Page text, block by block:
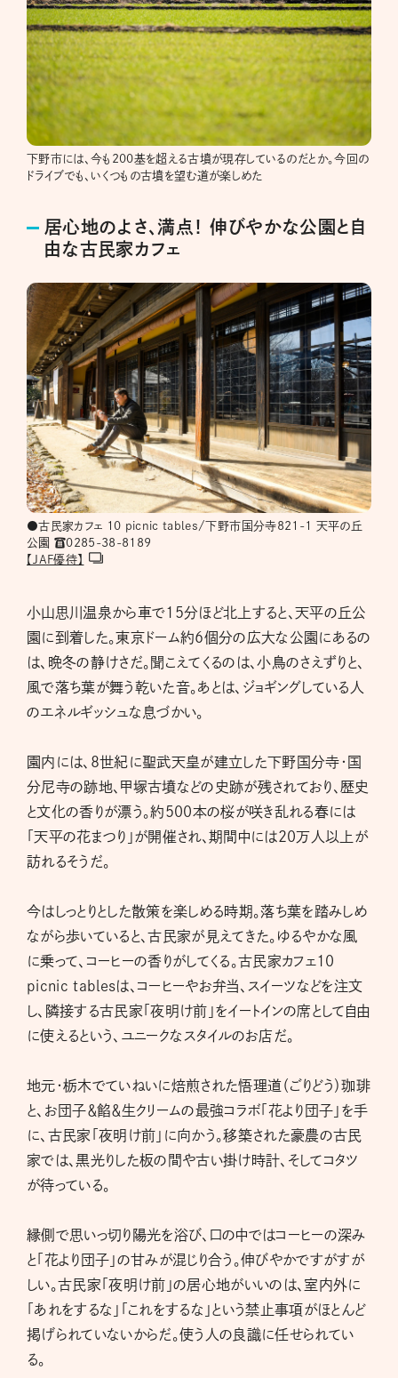
下野市には、今も200基を超える古墳が現存しているのだとか。今回の
ドライブでも、いくつもの古墳を望む道が楽しめた
居心地のよさ、満点！ 伸びやかな公園と自
由な古民家カフェ
●古民家カフェ 10 picnic tables/下野市国分寺821-1 ​天平の丘
公園 ☎︎0285-38-8189
【JAF優待】
小山思川温泉から車で15分ほど北上すると、天平の丘公
園に到着した。東京ドーム約6個分の広大な公園にあるの
は、晩冬の静けさだ。聞こえてくるのは、小鳥のさえずりと、
風で落ち葉が舞う乾いた音。あとは、ジョギングしている人
のエネルギッシュな息づかい。
園内には、8世紀に聖武天皇が建立した下野国分寺・国
分尼寺の跡地、甲塚古墳などの史跡が残されており、歴史
と文化の香りが漂う。約500本の桜が咲き乱れる春には
「天平の花まつり」が開催され、期間中には20万人以上が
訪れるそうだ。
今はしっとりとした散策を楽しめる時期。落ち葉を踏みしめ
ながら歩いていると、古民家が見えてきた。ゆるやかな風
に乗って、コーヒーの香りがしてくる。古民家カフェ10
picnic tablesは、コーヒーやお弁当、スイーツなどを注文
し、隣接する古民家「夜明け前」をイートインの席として自由
に使えるという、ユニークなスタイルのお店だ。
地元・栃木でていねいに焙煎された悟理道（ごりどう）珈琲
と、お団子＆餡＆生クリームの最強コラボ「花より団子」を手
に、古民家「夜明け前」に向かう。移築された豪農の古民
家では、黒光りした板の間や古い掛け時計、そしてコタツ
が待っている。
縁側で思いっ切り陽光を浴び、口の中ではコーヒーの深み
と「花より団子」の甘みが混じり合う。伸びやかですがすが
しい。古民家「夜明け前」の居心地がいいのは、室内外に
「あれをするな」「これをするな」という禁止事項がほとんど
掲げられていないからだ。使う人の良識に任せられてい
る。